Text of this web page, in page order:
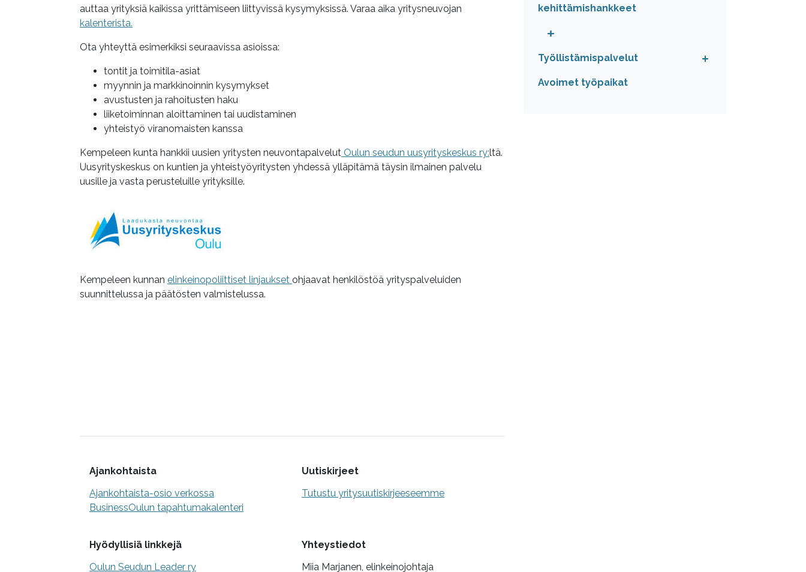
auttaa yrityksiä kaikissa yrittämiseen liittyvissä kysymyksissä. Varaa aika yritysneuvojan
kalenterista.
Ota yhteyttä esimerkiksi seuraavissa asioissa:
tontit ja toimitila-asiat
myynnin ja markkinoinnin kysymykset
avustusten ja rahoitusten haku
liiketoiminnan aloittaminen tai uudistaminen
yhteistyö viranomaisten kanssa
Kempeleen kunta hankkii uusien yritysten neuvontapalvelut Oulun seudun uusyrityskeskus ry:ltä.
Uusyrityskeskus on kuntien ja yhteistyöyritysten yhdessä ylläpitämä täysin ilmainen palvelu
uusille ja vasta perusteluille yrityksille.
Kempeleen kunnan elinkeinopoliittiset linjaukset ohjaavat henkilöstöä yrityspalveluiden
suunnittelussa ja päätösten valmistelussa.
Lisätietoa
Ajankohtaista
Ajankohtaista-osio verkossa
BusinessOulun tapahtumakalenteri
Uutiskirjeet
Tutustu yritysuutiskirjeeseemme
Hyödyllisiä linkkejä
Oulun Seudun Leader ry
Yhteystiedot
Miia Marjanen, elinkeinojohtaja
kehittämishankkeet
Työllistämispalvelut
Avoimet työpaikat